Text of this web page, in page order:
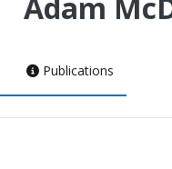
Adam
Publications